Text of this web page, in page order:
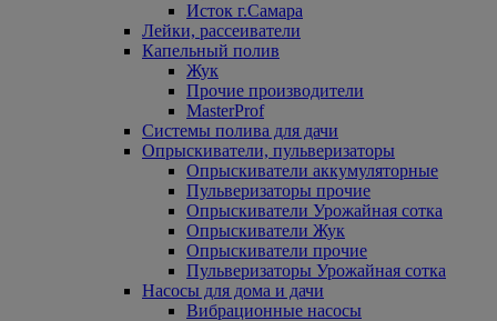
Исток г.Самара
Лейки, рассеиватели
Капельный полив
Жук
Прочие производители
MasterProf
Системы полива для дачи
Опрыскиватели, пульверизаторы
Опрыскиватели аккумуляторные
Пульверизаторы прочие
Опрыскиватели Урожайная сотка
Опрыскиватели Жук
Опрыскиватели прочие
Пульверизаторы Урожайная сотка
Насосы для дома и дачи
Вибрационные насосы